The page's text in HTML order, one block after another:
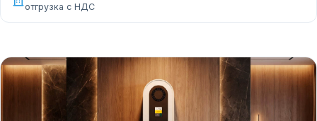
отгрузка с НДС